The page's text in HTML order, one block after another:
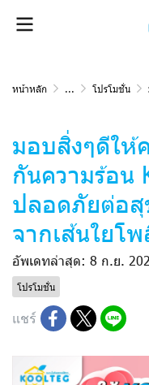
หน้าหลัก ... โปรโมชั่น
มอบสิ่งๆดีใ
กันความร้อน
ปลอดภัยต่อสุ
จากเส้นใยโพ
อัพเดทล่าสุด: 8 ก.ย.
โปรโมชั่น
แชร์